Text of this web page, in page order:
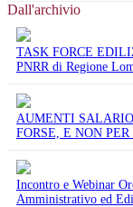
Dall'archivio
TASK FORCE
PNRR di Regione
AUMENTI
FORSE, E NON PER
Incontro e Webinar
Amministrativo ed